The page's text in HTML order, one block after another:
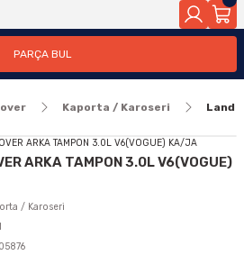
PARÇA BUL
Kaporta / Karoseri Land
ARKA TAMPON 3.0L V6(VOGUE)
/ Karoseri